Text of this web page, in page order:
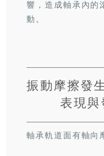
響，造成軸承內的
動。
振動摩擦發
表現與
軸承軌道面有軸向